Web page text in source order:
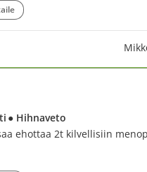
● Hihnaveto
ehottaa 2t kilvellisiin